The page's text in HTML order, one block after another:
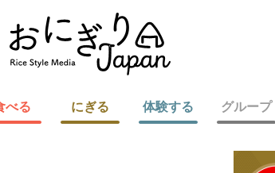
べる にぎる 体験する グループ